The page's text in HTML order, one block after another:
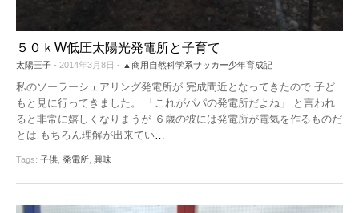
５０ｋW低圧太陽光発電所と子育て
太陽王子 - 2014年3月8日 - ▲商用自然科学系サッカー少年育成記
私のソーラーシェアリング発電所が 完成間近となってきたので 子ど
もと見に行ってきました。 「これがパパの発電所だよね」 と言われ
ると非常に嬉しくなりまうが ６歳の彼には発電所が電気を作るものだ
とは もちろん理解が出来てい
Tags: 子供 発電所 興味